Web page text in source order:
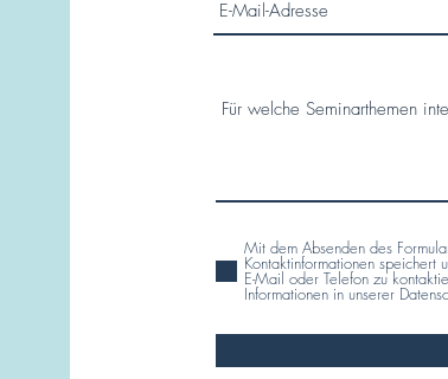
Mit dem Absenden des
Kontaktinformationen speichert
E-Mail oder Telefon zu
Informationen in unserer